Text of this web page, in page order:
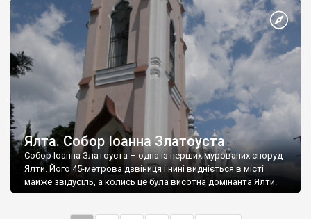
Ялта. Собор Іоанна Златоуста
Собор Іоанна Златоуста – одна із перших мурованих споруд
Ялти. Його 45-метрова дзвіниця і нині видніється в місті
майже звідусіль, а колись це була висотна домінанта Ялти.